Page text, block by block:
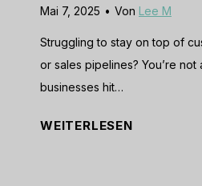
]
:
A
c
Mai 7, 2025 • Von Lee M
Struggling to stay on top of
or sales pipelines? You’re not
businesses hit…
WEITERLESENC